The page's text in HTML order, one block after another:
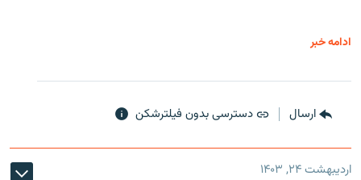
ادامه خبر
ارسال دسترسی بدون فیلترشکن
اردیبهشت ۲۴, ۱۴۰۳